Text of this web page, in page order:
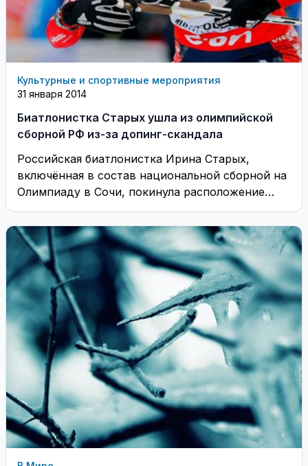
Культурные и спортивные мероприятия
31 января 2014
Биатлонистка Старых ушла из олимпийской
сборной РФ из-за допинг-скандала
Российская биатлонистка Ирина Старых,
включённая в состав национальной сборной на
Олимпиаду в Сочи, покинула расположение
команды в связи с положительной ...